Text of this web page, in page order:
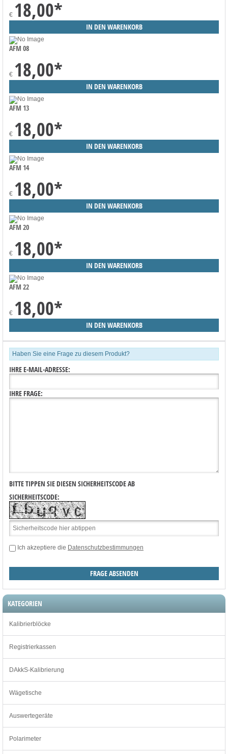
€ 18,00*
AFM 08
€ 18,00*
AFM 13
€ 18,00*
AFM 14
€ 18,00*
AFM 20
€ 18,00*
AFM 22
€ 18,00*
Haben Sie eine Frage zu diesem Produkt?
IHRE E-MAIL-ADRESSE:
IHRE FRAGE:
BITTE TIPPEN SIE DIESEN SICHERHEITSCODE AB
SICHERHEITSCODE:
Ich akzeptiere die Datenschutzbestimmungen
KATEGORIEN
Kalibrierblöcke
Registrierkassen
DAkkS-Kalibrierung
Wägetische
Auswertegeräte
Polarimeter